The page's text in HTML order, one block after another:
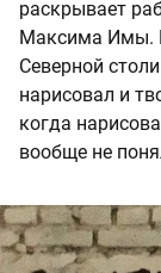
раскрывает
Максима Имы.
Северной
нарисовал и
когда
вообще не